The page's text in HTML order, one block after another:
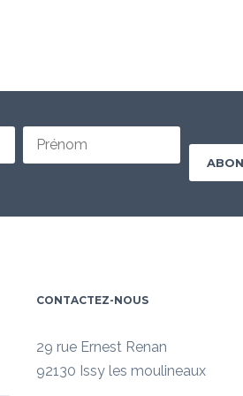
CONTACTEZ-NOUS
29 rue Ernest Renan
92130 Issy les moulineaux